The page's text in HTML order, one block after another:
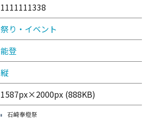
1111111338
祭り・イベント
能登
縦
1587px×2000px (888KB)
石崎奉燈祭